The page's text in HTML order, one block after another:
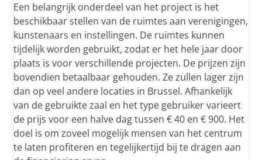
Een belangrijk onderdeel van het project is het
beschikbaar stellen van de ruimtes aan verenigingen,
kunstenaars en instellingen. De ruimtes kunnen
tijdelijk worden gebruikt, zodat er het hele jaar door
plaats is voor verschillende projecten. De prijzen zijn
bovendien betaalbaar gehouden. Ze zullen lager zijn
dan op veel andere locaties in Brussel. Afhankelijk
van de gebruikte zaal en het type gebruiker varieert
de prijs voor een halve dag tussen € 40 en € 900. Het
doel is om zoveel mogelijk mensen van het centrum
te laten profiteren en tegelijkertijd bij te dragen aan